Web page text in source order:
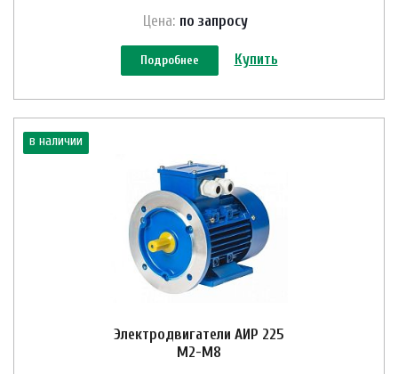
Цена: по запросу
Подробнее Купить
в наличии
Электродвигатели АИР 225
M2-M8